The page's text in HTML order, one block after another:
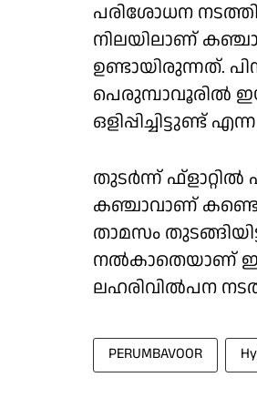
പരിശോധന
നിലയിലാണ്
ഉണ്ടായിരുന്നത്.
പെരുമ്പാവൂരിൽ
ഒളിപ്പിച്ചിട്ടുണ്ട്
തുടർന്ന്
കഞ്ചാവാണ്
താമസം
നൽകാതെയാണ്
ലഹരിവിൽപന
PERUMBAVOOR